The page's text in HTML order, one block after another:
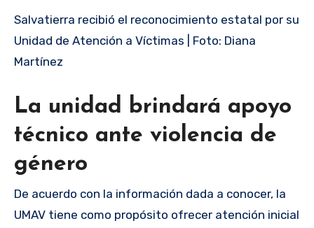
Salvatierra recibió el reconocimiento estatal por su
Unidad de Atención a Víctimas | Foto: Diana
Martínez
La unidad brindará apoyo
técnico ante violencia de
género
De acuerdo con la información dada a conocer, la
UMAV tiene como propósito ofrecer atención inicial